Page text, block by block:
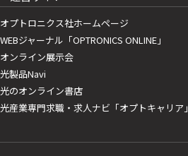
オプトロニクス社ホームページ
WEBジャーナル「OPTRONICS ONLINE」
オンライン展示会
光製品Navi
光のオンライン書店
光産業専門求職・求人ナビ「オプトキャリア」